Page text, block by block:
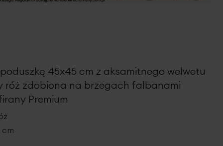
45x45 cm z aksamitnego welwetu
róż zdobiona na brzegach falbanami
Premium
cm